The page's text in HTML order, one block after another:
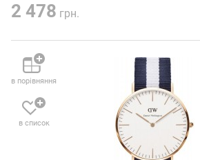
2 478 грн.
в порівняння
в список